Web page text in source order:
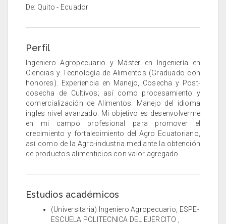
De: Quito - Ecuador
Perfil
Ingeniero Agropecuario y Máster en Ingeniería en
Ciencias y Tecnología de Alimentos (Graduado con
honores). Experiencia en Manejo, Cosecha y Post-
cosecha de Cultivos; así como procesamiento y
comercialización de Alimentos. Manejo del idioma
ingles nivel avanzado. Mi objetivo es desenvolverme
en mi campo profesional para promover el
crecimiento y fortalecimiento del Agro Ecuatoriano,
así como de la Agro-industria mediante la obtención
de productos alimenticios con valor agregado.
Estudios académicos
(Universitaria) Ingeniero Agropecuario, ESPE-
ESCUELA POLITECNICA DEL EJERCITO ,